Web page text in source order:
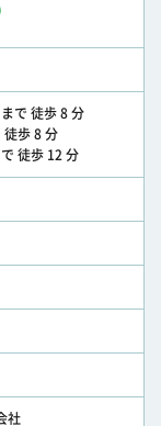
で 徒歩 8 分
徒歩 8 分
徒歩 12 分
社